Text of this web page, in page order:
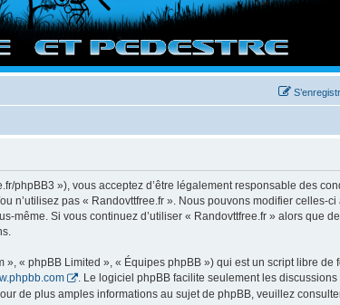
phpBB3 »), vous acceptez d’être légalement responsable des
n’utilisez pas « Randovttfree.fr ». Nous pouvons modifier celles-ci
même. Si vous continuez d’utiliser « Randovttfree.fr » alors que
« phpBB Limited », « Équipes phpBB ») qui est un script libre de
. Le logiciel phpBB facilite seulement les discussions
de plus amples informations au sujet de phpBB, veuillez